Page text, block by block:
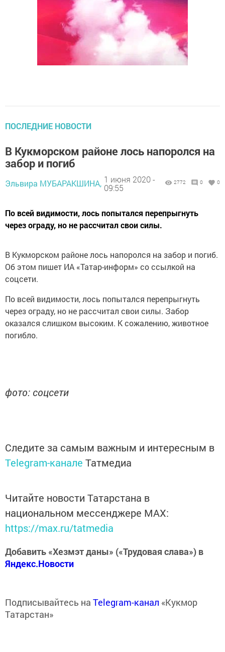
ПОСЛЕДНИЕ НОВОСТИ
В Кукморском районе лось напоролся на
забор и погиб
Эльвира МУБАРАКШИНА, 1 июня 2020 -
09:55
2772 0 0
По всей видимости, лось попытался перепрыгнуть
через ограду, но не рассчитал свои силы.
В Кукморском районе лось напоролся на забор и погиб.
Об этом пишет ИА «Татар-информ» со ссылкой на
соцсети.
По всей видимости, лось попытался перепрыгнуть
через ограду, но не рассчитал свои силы. Забор
оказался слишком высоким. К сожалению, животное
погибло.
фото: соцсети
Следите за самым важным и интересным в
Telegram-канале Татмедиа
Читайте новости Татарстана в
национальном мессенджере MАХ:
https://max.ru/tatmedia
Добавить «Хезмэт даны» («Трудовая слава») в
Яндекс.Новости
Подписывайтесь на Telegram-канал «Кукмор
Татарстан»